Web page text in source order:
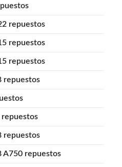
repuestos
repuestos
repuestos
repuestos
repuestos
repuestos
A750 repuestos